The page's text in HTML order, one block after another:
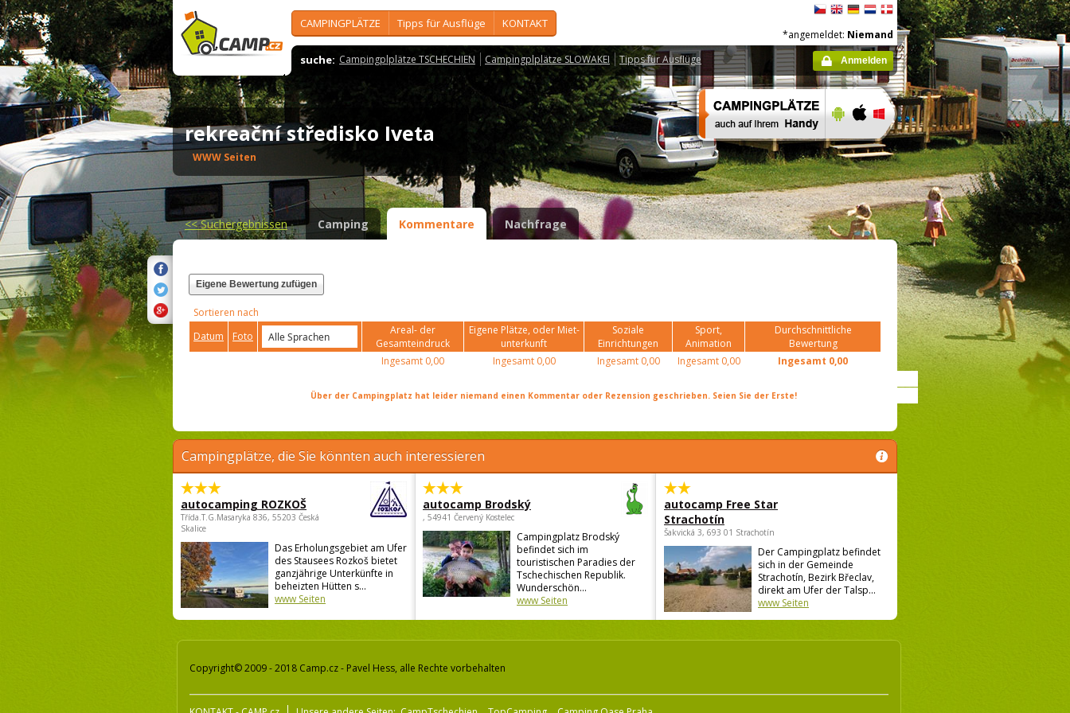
CAMPINGPLÄTZE Tipps für Ausflüge KONTAKT
suche: Campingplplätze TSCHECHIEN Campingplplätze SLOWAKEI Tipps für Ausflüge
*angemeldet: Niemand
Anmelden
rekreační středisko Iveta
WWW Seiten
<<Suchergebnissen Camping Kommentare Nachfrage
Eigene Bewertung zufügen
Sortieren nach
Datum
Foto
Areal- der
Gesamteindruck
Eigene Plätze, oder Miet-
unterkunft
Soziale
Einrichtungen
Sport,
Animation
Durchschnittliche
Bewertung
Ingesamt 0,00 Ingesamt0,00 Ingesamt0,00 Ingesamt0,00 Ingesamt 0,00
Über der Campingplatz hat leider niemand einen Kommentar oder Rezension geschrieben. Seien Sie der Erste!
Campingplätze, die Sie könnten auch interessieren
autocamping ROZKOŠ
Třída.T.G.Masaryka 836, 55203 Česká
Skalice
Das Erholungsgebiet am Ufer
des Stausees Rozkoš bietet
ganzjährige Unterkünfte in
beheizten Hütten s...
www Seiten
autocamp Brodský
, 54941 Červený Kostelec
Campingplatz Brodský
befindet sich im
touristischen Paradies der
Tschechischen Republik.
Wunderschön...
www Seiten
autocamp Free Star
Strachotín
Šakvická 3, 693 01 Strachotín
Der Campingplatz befindet
sich in der Gemeinde
Strachotín, Bezirk Břeclav,
direkt am Ufer der Talsp...
www Seiten
Copyright© 2009 - 2018 Camp.cz - Pavel Hess, alle Rechte vorbehalten